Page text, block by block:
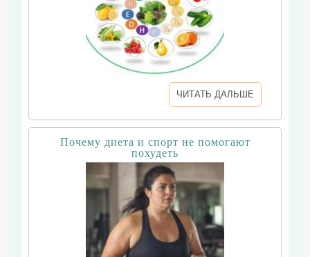
ЧИТАТЬ ДАЛЬШЕ
Почему диета и спорт не помогают
похудеть